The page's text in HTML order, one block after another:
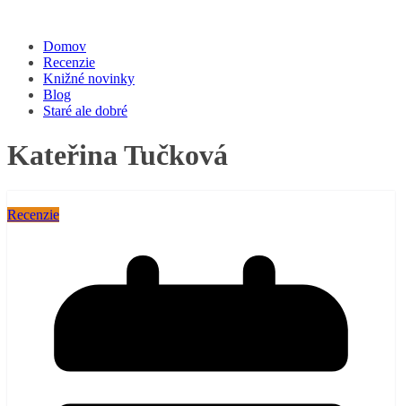
Domov
Recenzie
Knižné novinky
Blog
Staré ale dobré
Kateřina Tučková
Recenzie